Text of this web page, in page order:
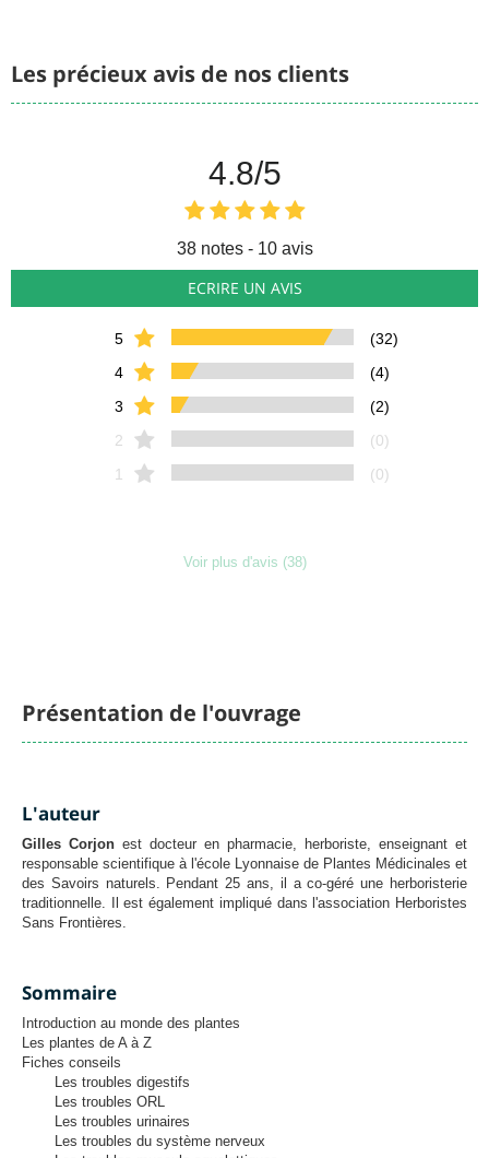
Les précieux avis de nos clients
4.8/5
38notes - 10 avis
ECRIRE UN AVIS
5
(32)
4
(4)
3
(2)
2
(0)
1
(0)
Voir plus d'avis (38)
Présentation de l'ouvrage
L'auteur
Gilles Corjon est docteur en pharmacie, herboriste, enseignant et
responsable scientifique à l'école Lyonnaise de Plantes Médicinales et
des Savoirs naturels. Pendant 25 ans, il a co-géré une herboristerie
traditionnelle. Il est également impliqué dans l'association Herboristes
Sans Frontières.
Sommaire
Introduction au monde des plantes
Les plantes de A à Z
Fiches conseils
Les troubles digestifs
Les troubles ORL
Les troubles urinaires
Les troubles du système nerveux